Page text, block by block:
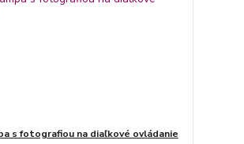
s fotografiou na diaľkové ovládanie